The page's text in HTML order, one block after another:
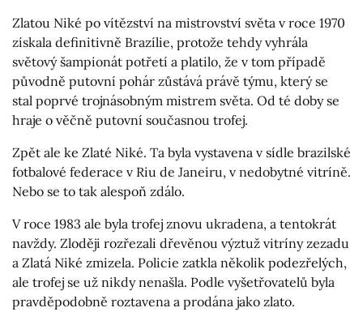
Zlatou Niké po vítězství na mistrovství světa v roce 1970
získala definitivně Brazílie, protože tehdy vyhrála
světový šampionát potřetí a platilo, že v tom případě
původně putovní pohár zůstává právě týmu, který se
stal poprvé trojnásobným mistrem světa. Od té doby se
hraje o věčně putovní současnou trofej.
Zpět ale ke Zlaté Niké. Ta byla vystavena v sídle brazilské
fotbalové federace v Riu de Janeiru, v nedobytné vitríně.
Nebo se to tak alespoň zdálo.
V roce 1983 ale byla trofej znovu ukradena, a tentokrát
navždy. Zloději rozřezali dřevěnou výztuž vitríny zezadu
a Zlatá Niké zmizela. Policie zatkla několik podezřelých,
ale trofej se už nikdy nenašla. Podle vyšetřovatelů byla
pravděpodobně roztavena a prodána jako zlato.